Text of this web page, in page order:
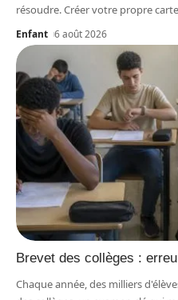
résoudre. Créer votre propre carte
Enfant 6 août 2026
Brevet des collèges :
Chaque année, des milliers